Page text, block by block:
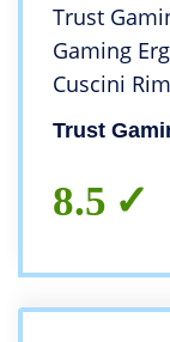
Trust
Gaming
Cuscini
Trust
8.5